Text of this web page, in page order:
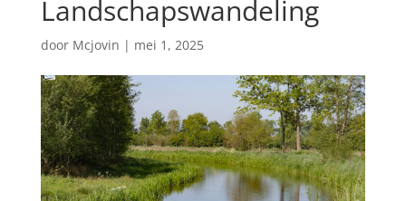
Landschapswandeling
door Mcjovin | mei 1, 2025